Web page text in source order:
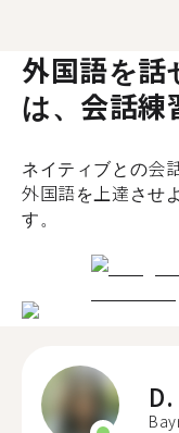
外国語を
は、会話練
ネイティブとの会
外国語を上達させ
す。
D.